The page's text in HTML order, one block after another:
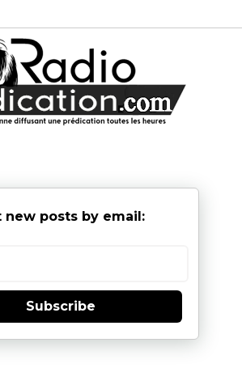
new posts by email:
Subscribe